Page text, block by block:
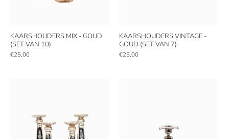
KAARSHOUDERS MIX - GOUD
(SET VAN 10)
€25,00
KAARSHOUDERS VINTAGE -
GOUD (SET VAN 7)
€25,00